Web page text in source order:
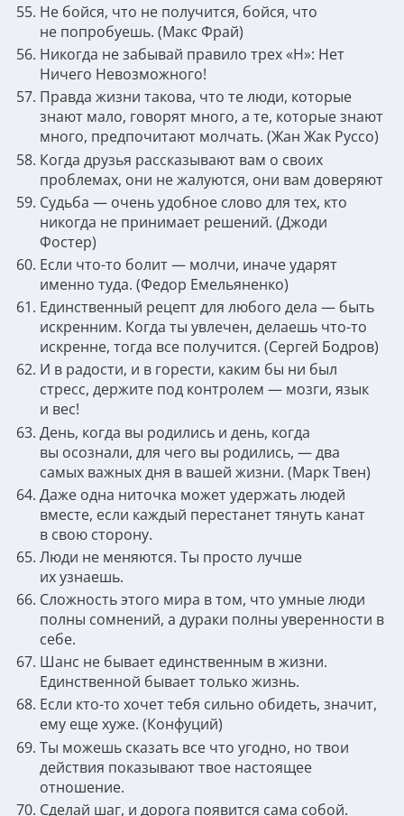
Не бойся, что не получится, бойся, что
не попробуешь. (Макс Фрай)
Никогда не забывай правило трех «Н»: Нет
Ничего Невозможного!
Правда жизни такова, что те люди, которые
знают мало, говорят много, а те, которые знают
много, предпочитают молчать. (Жан Жак Руссо)
Когда друзья рассказывают вам о своих
проблемах, они не жалуются, они вам доверяют
Судьба — очень удобное слово для тех, кто
никогда не принимает решений. (Джоди
Фостер)
Если что-то болит — молчи, иначе ударят
именно туда. (Федор Емельяненко)
Единственный рецепт для любого дела — быть
искренним. Когда ты увлечен, делаешь что-то
искренне, тогда все получится. (Сергей Бодров)
И в радости, и в горести, каким бы ни был
стресс, держите под контролем — мозги, язык
и вес!
День, когда вы родились и день, когда
вы осознали, для чего вы родились, — два
самых важных дня в вашей жизни. (Марк Твен)
Даже одна ниточка может удержать людей
вместе, если каждый перестанет тянуть канат
в свою сторону.
Люди не меняются. Ты просто лучше
их узнаешь.
Сложность этого мира в том, что умные люди
полны сомнений, а дураки полны уверенности в
себе.
Шанс не бывает единственным в жизни.
Единственной бывает только жизнь.
Если кто-то хочет тебя сильно обидеть, значит,
ему еще хуже. (Конфуций)
Ты можешь сказать все что угодно, но твои
действия показывают твое настоящее
отношение.
Сделай шаг, и дорога появится сама собой.